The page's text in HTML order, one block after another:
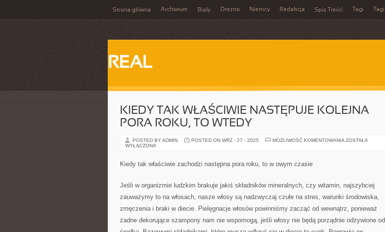
Strona główna Archiwum Biały Drezno Niemcy Redakcja Spis Treści Tagi Tagi
REAL
KIEDY TAK WŁAŚCIWIE NASTĘPUJE KOLEJNA
PORA ROKU, TO WTEDY
POSTED BY ADMIN POSTED ON WRZ - 27 - 2025 MOŻLIWOŚĆ KOMENTOWANIA KIEDY
WTEDY
ZOSTAŁA
WYŁĄCZONA
Kiedy tak właściwie zachodzi następna pora roku, to w owym czasie
Jeśli w organizmie ludzkim brakuje jakiś składników mineralnych, czy witamin, najszybciej
zauważymy to na włosach, nasze włosy są nadzwyczaj czułe na stres, warunki środowiska,
zmęczenia i braki w diecie. Pielęgnacje włosów powinniśmy zacząć od wewnątrz, ponieważ
żadne dekorujące szampony nam nie wspomogą, jeśli włosy nie będą porządnie odżywione od